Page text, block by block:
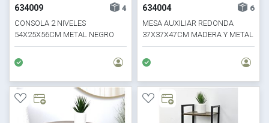
634009
4
CONSOLA 2 NIVELES
54X25X56CM METAL NEGRO
634004
6
MESA AUXILIAR REDONDA
37X37X47CM MADERA Y METAL